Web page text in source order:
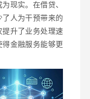
现实。在借贷、
人为干预带来的
升了业务处理速
金融服务能够更